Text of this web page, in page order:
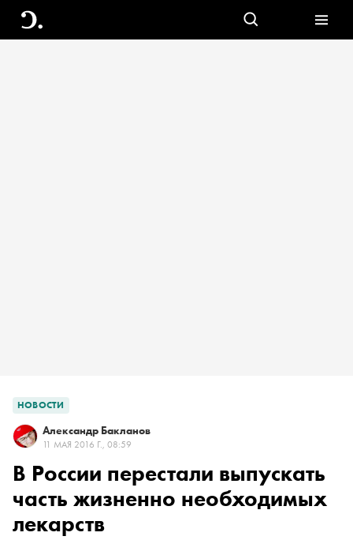
НОВОСТИ
Александр Бакланов
11 МАЯ 2016 Г., 08:59
В России перестали выпускать
часть жизненно необходимых
лекарств